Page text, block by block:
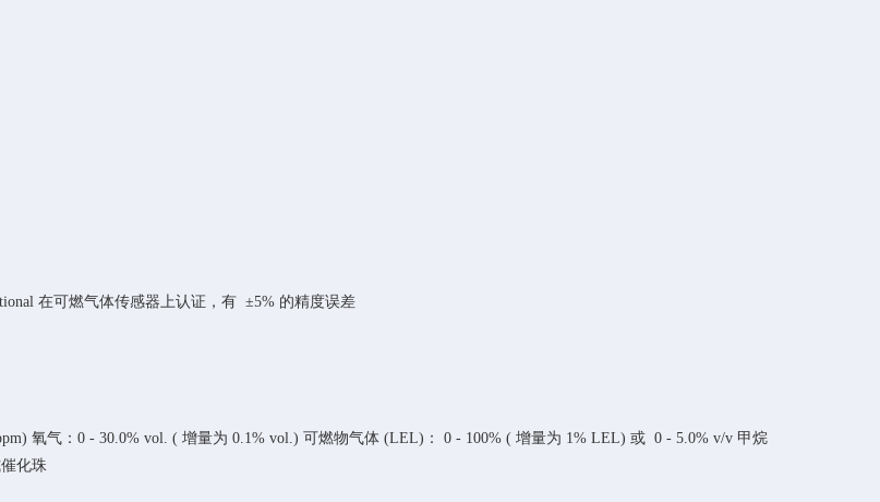
在可燃气体传感器上认证，有 ±5% 的精度误差
氧气：0 - 30.0% vol. ( 增量为 0.1% vol.) 可燃物气体 (LEL)： 0 - 100% ( 增量为 1% LEL) 或 0 - 5.0% v/v 甲烷
化珠